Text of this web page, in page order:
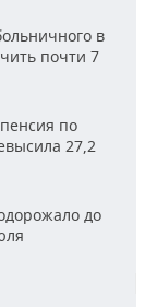
в
почти 7
по
27,2
до